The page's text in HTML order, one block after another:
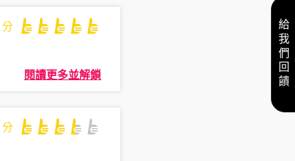
分
閱讀更多並解鎖
分
給我們回饋